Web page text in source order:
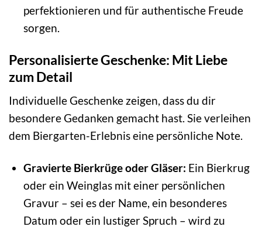
perfektionieren und für authentische Freude
sorgen.
Personalisierte Geschenke: Mit Liebe
zum Detail
Individuelle Geschenke zeigen, dass du dir
besondere Gedanken gemacht hast. Sie verleihen
dem Biergarten-Erlebnis eine persönliche Note.
Gravierte Bierkrüge oder Gläser: Ein Bierkrug
oder ein Weinglas mit einer persönlichen
Gravur – sei es der Name, ein besonderes
Datum oder ein lustiger Spruch – wird zu